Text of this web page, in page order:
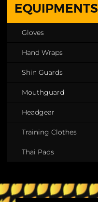
EQUIPMENTS
Gloves
Hand Wraps
Shin Guards
Mouthguard
Headgear
Training Clothes
Thai Pads